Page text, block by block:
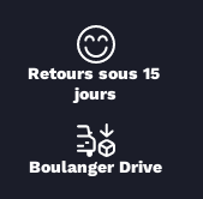
Retours sous 15
jours
Boulanger Drive